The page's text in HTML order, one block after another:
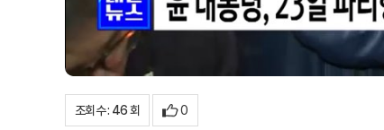
조회수 : 46 회 0